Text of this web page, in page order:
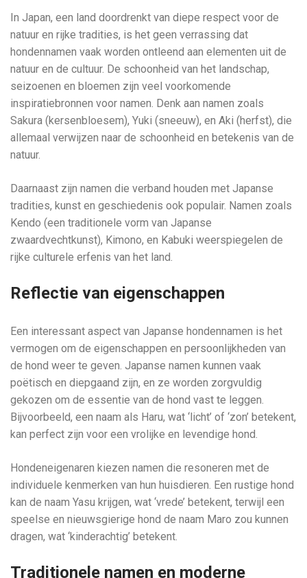
In Japan, een land doordrenkt van diepe respect voor de
natuur en rijke tradities, is het geen verrassing dat
hondennamen vaak worden ontleend aan elementen uit de
natuur en de cultuur. De schoonheid van het landschap,
seizoenen en bloemen zijn veel voorkomende
inspiratiebronnen voor namen. Denk aan namen zoals
Sakura (kersenbloesem), Yuki (sneeuw), en Aki (herfst), die
allemaal verwijzen naar de schoonheid en betekenis van de
natuur.
Daarnaast zijn namen die verband houden met Japanse
tradities, kunst en geschiedenis ook populair. Namen zoals
Kendo (een traditionele vorm van Japanse
zwaardvechtkunst), Kimono, en Kabuki weerspiegelen de
rijke culturele erfenis van het land.
Reflectie van eigenschappen
Een interessant aspect van Japanse hondennamen is het
vermogen om de eigenschappen en persoonlijkheden van
de hond weer te geven. Japanse namen kunnen vaak
poëtisch en diepgaand zijn, en ze worden zorgvuldig
gekozen om de essentie van de hond vast te leggen.
Bijvoorbeeld, een naam als Haru, wat ‘licht’ of ‘zon’ betekent,
kan perfect zijn voor een vrolijke en levendige hond.
Hondeneigenaren kiezen namen die resoneren met de
individuele kenmerken van hun huisdieren. Een rustige hond
kan de naam Yasu krijgen, wat ‘vrede’ betekent, terwijl een
speelse en nieuwsgierige hond de naam Maro zou kunnen
dragen, wat ‘kinderachtig’ betekent.
Traditionele namen en moderne